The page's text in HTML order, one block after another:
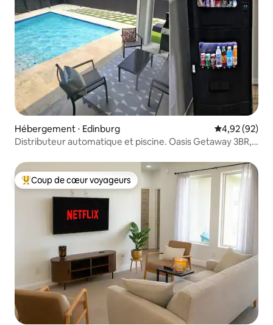
Hébergement ⋅ Edinburg Évaluation
4,92 (92)
Distributeur automatique et piscine. Oasis Getaway 3BR, 5
Coups de cœur voyageurs les plus appréciés
Coup de cœur voyageurs